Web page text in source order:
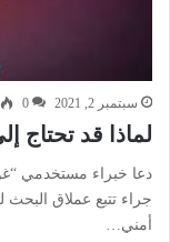
سبتمبر 2, 2021 0
لماذا قد
جراء تتبع عملاق البحث
أمني…